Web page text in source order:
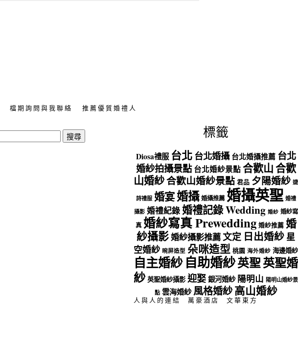
檔期詢問與我聯絡 推薦優質婚禮人
標籤
Diosa禮服 台北 台北婚攝 台北婚攝推薦 台北
婚紗拍攝景點 台北婚紗景點 合歡山合歡
山婚紗合歡山婚紗景點 君品 夕陽婚紗 婕
詩禮服 婚宴婚攝 婚攝推薦 婚攝英聖 婚禮
攝影 婚禮紀錄婚禮記錄 Wedding 婚紗 婚紗寫
真 婚紗寫真 Prewedding 婚紗推薦 婚
紗攝影婚紗攝影推薦文定 日出婚紗星
空婚紗 晼屏造型 朵咪造型 桃園 海外婚紗 海邊婚紗
自主婚紗 自助婚紗英聖英聖婚
紗 英聖婚紗攝影 迎娶銀河婚紗 陽明山 陽明山婚紗景
點 雲海婚紗 風格婚紗高山婚紗
人與人的連結 萬豪酒店 文華東方